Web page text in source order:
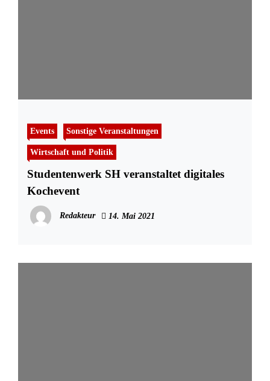
Events Sonstige Veranstaltungen
Wirtschaft und Politik
Studentenwerk SH veranstaltet digitales
Kochevent
Redakteur 14. Mai 2021